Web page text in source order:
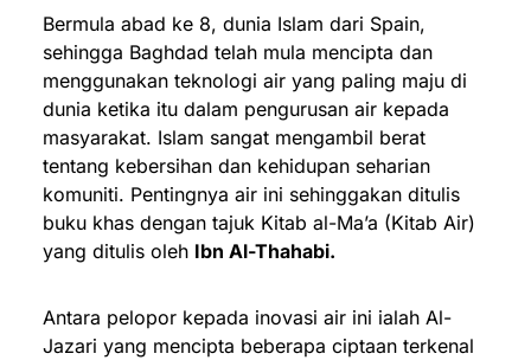
Bermula abad ke 8, dunia Islam dari Spain,
sehingga Baghdad telah mula mencipta dan
menggunakan teknologi air yang paling maju di
dunia ketika itu dalam pengurusan air kepada
masyarakat. Islam sangat mengambil berat
tentang kebersihan dan kehidupan seharian
komuniti. Pentingnya air ini sehinggakan ditulis
buku khas dengan tajuk Kitab al-Ma’a (Kitab Air)
yang ditulis oleh Ibn Al-Thahabi.
Antara pelopor kepada inovasi air ini ialah Al-
Jazari yang mencipta beberapa ciptaan terkenal